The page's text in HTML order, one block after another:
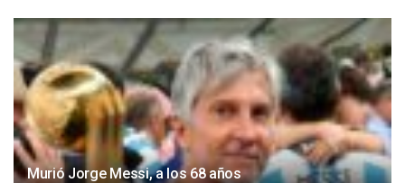
Murió Jorge Messi, a los 68 años